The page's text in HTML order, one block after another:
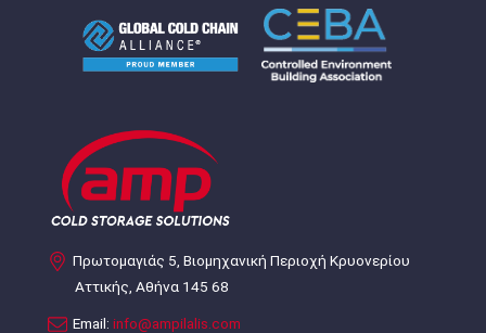
Πρωτομαγιάς 5, Βιομηχανική Περιοχή Κρυονερίου
Αττικής, Αθήνα 145 68
Email: info@ampilalis.com